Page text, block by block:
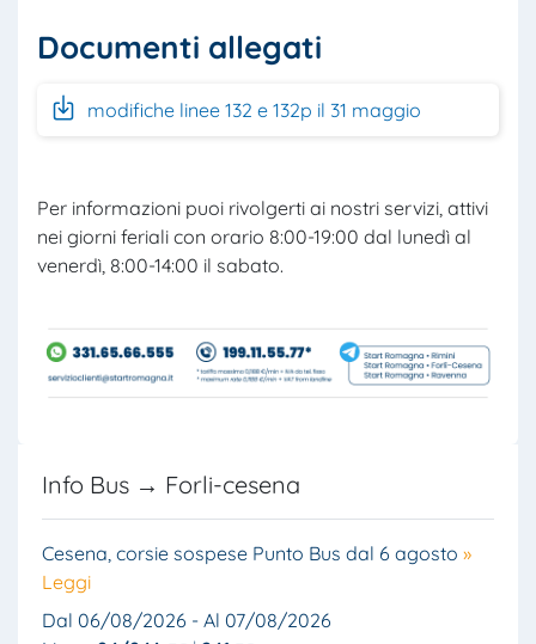
Documenti allegati
modifiche linee 132 e 132p il 31 maggio
Per informazioni puoi rivolgerti ai nostri servizi, attivi
nei giorni feriali con orario 8:00-19:00 dal lunedì al
venerdì, 8:00-14:00 il sabato.
Info Bus → Forli-cesena
Cesena, corsie sospese Punto Bus dal 6 agosto »
Leggi
Dal 06/08/2026 - Al 07/08/2026